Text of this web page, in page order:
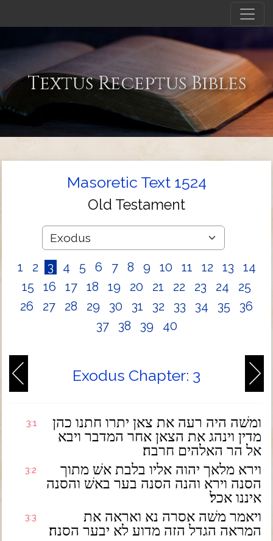
Textus Receptus Bibles
Masoretic Text 1524
Old Testament
1 2 3 4 5 6 7 8 9 10 11 12 13
14
15
16 17 18 19 20 21 22 23 24
25
26
27 28 29 30 31 32 33 34 35
36
37
38 39 40
Exodus Chapter: 3
3:1
ומשׁה היה רעה את צאן יתרו חתנו כהן
מדין וינהג את הצאן אחר המדבר ויבא
אל הר האלהים חרבה׃
3:2
וירא מלאך יהוה אליו בלבת אשׁ מתוך
הסנה וירא והנה הסנה בער באשׁ והסנה
איננו אכל׃
3:3
ויאמר משׁה אסרה נא ואראה את
המראה הגדל הזה מדוע לא יבער הסנה׃